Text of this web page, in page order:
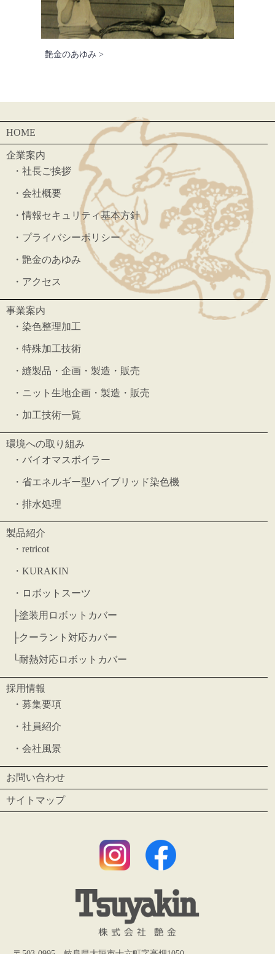
艶金のあゆみ >
HOME
企業案内
・ 社長ご挨拶
・ 会社概要
・情報セキュリティ基本方針
・ プライバシーポリシー
・ 艶金のあゆみ
・ アクセス
事業案内
・ 染色整理加工
・ 特殊加工技術
・ 縫製品・企画・製造・販売
・ ニット生地企画・製造・販売
・ 加工技術一覧
環境への取り組み
・ バイオマスボイラー
・ 省エネルギー型ハイブリッド染色機
・ 排水処理
製品紹介
・ retricot
・ KURAKIN
・ ロボットスーツ
├塗装用ロボットカバー
├クーラント対応カバー
└耐熱対応ロボットカバー
採用情報
・ 募集要項
・ 社員紹介
・ 会社風景
お問い合わせ
サイトマップ